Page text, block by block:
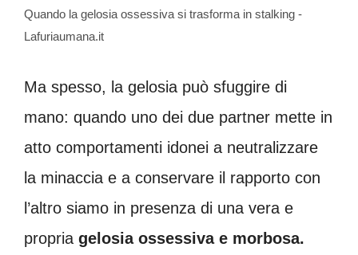
Quando la gelosia ossessiva si trasforma in stalking -
Lafuriaumana.it
Ma spesso, la gelosia può sfuggire di
mano: quando uno dei due partner mette in
atto comportamenti idonei a neutralizzare
la minaccia e a conservare il rapporto con
l’altro siamo in presenza di una vera e
propria gelosia ossessiva e morbosa.